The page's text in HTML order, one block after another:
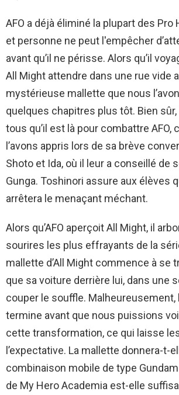
AFO a déjà éliminé la plupart des Pro
et personne ne peut l'empêcher
avant qu’il ne périsse. Alors qu’il
All Might attendre dans une rue vide
mystérieuse mallette que nous
quelques chapitres plus tôt. Bien
tous qu’il est là pour combattre AFO,
l’avons appris lors de sa brève
Shoto et Ida, où il leur a conseillé de
Gunga. Toshinori assure aux élèves
arrêtera le menaçant méchant.
Alors qu’AFO aperçoit All Might, il
sourires les plus effrayants de la
mallette d’All Might commence à se
que sa voiture derrière lui, dans une
couper le souffle. Malheureusement,
termine avant que nous puissions
cette transformation, ce qui laisse
l’expectative. La mallette donnera-t-
combinaison mobile de type
de My Hero Academia est-elle